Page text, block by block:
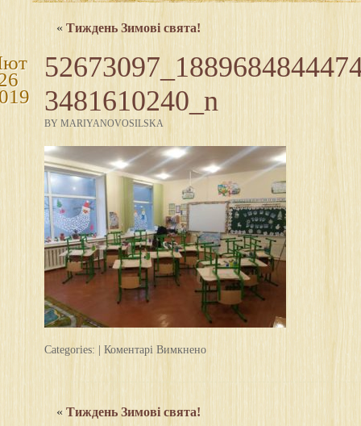
« Тиждень Зимові свята!
3481610240_n
BY MARIYANOVOSILSKA
Categories: | Коментарі Вимкненодо
« Тиждень Зимові свята!